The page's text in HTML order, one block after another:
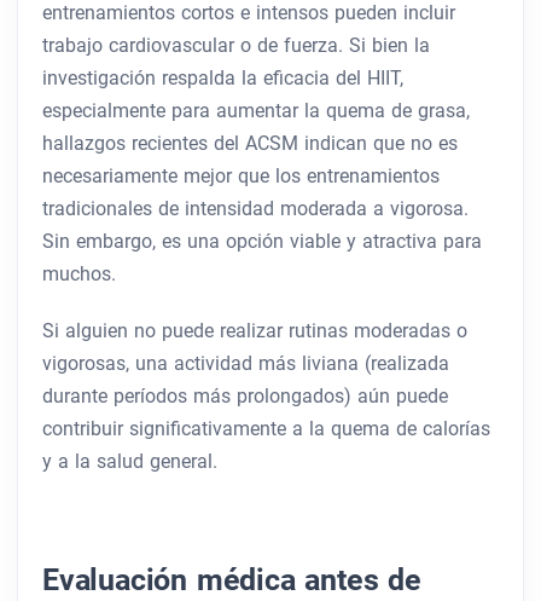
entrenamientos cortos e intensos pueden incluir
trabajo cardiovascular o de fuerza. Si bien la
investigación respalda la eficacia del HIIT,
especialmente para aumentar la quema de grasa,
hallazgos recientes del ACSM indican que no es
necesariamente mejor que los entrenamientos
tradicionales de intensidad moderada a vigorosa.
Sin embargo, es una opción viable y atractiva para
muchos.
Si alguien no puede realizar rutinas moderadas o
vigorosas, una actividad más liviana (realizada
durante períodos más prolongados) aún puede
contribuir significativamente a la quema de calorías
y a la salud general.
Evaluación médica antes de